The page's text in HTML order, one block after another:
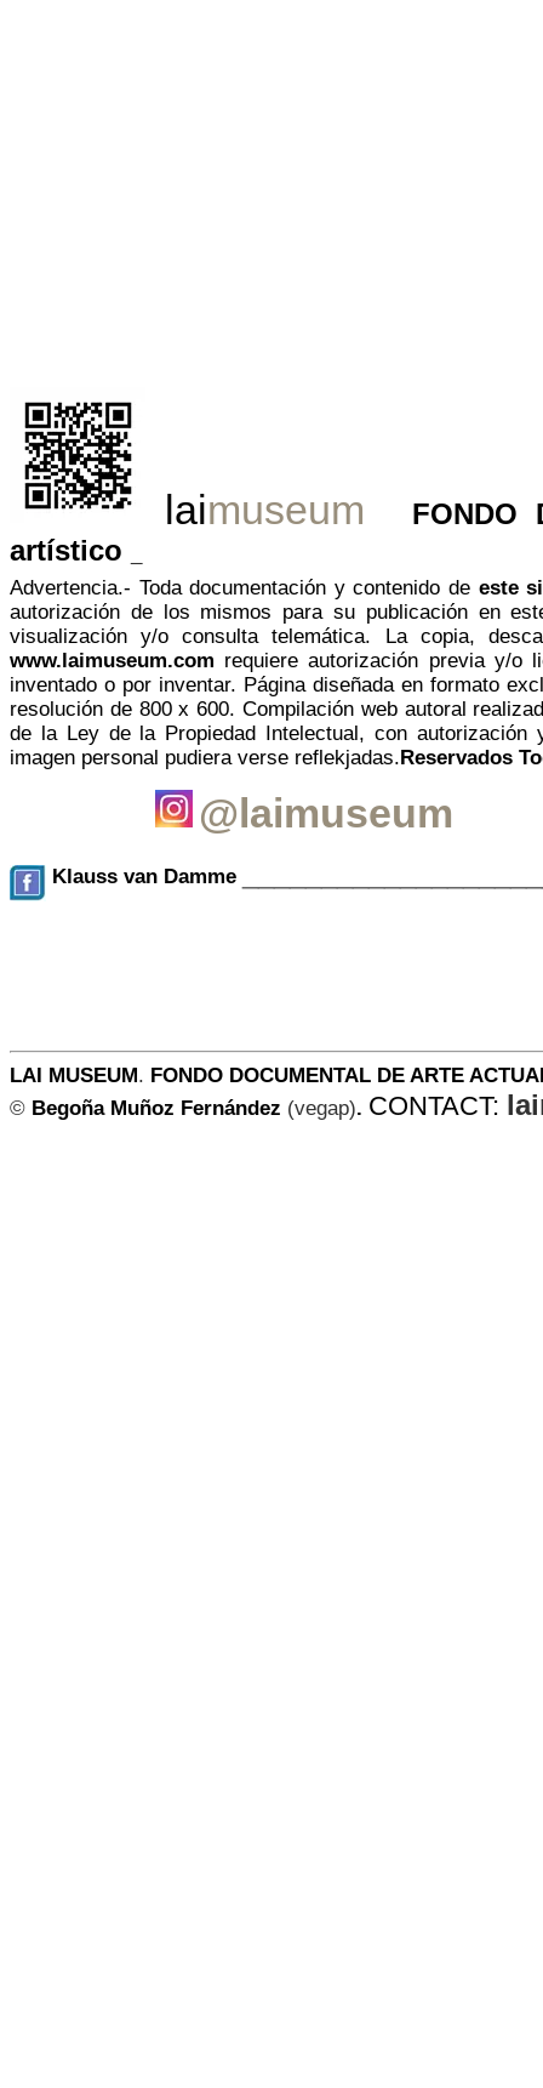
laimuseum
FONDO
artístico
Advertencia.- Toda documentación y contenido de este
autorización de los mismos para su publicación en
visualización y/o consulta telemática. La copia,
www.laimuseum.com requiere autorización previa y/
inventado o por inventar. Página diseñada en formato
resolución de 800 x 600. Compilación web autoral
de la Ley de la Propiedad Intelectual, con
imagen personal pudiera verse reflekjadas.Reservados
@laimuseum
Klauss van Damme
LAI MUSEUM. FONDO DOCUMENTAL DE ARTE
© Begoña Muñoz Fernández (vegap). CONTACT: